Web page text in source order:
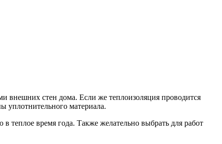
внешних стен дома. Если же теплоизоляция проводится
уплотнительного материала.
теплое время года. Также желательно выбрать для работ